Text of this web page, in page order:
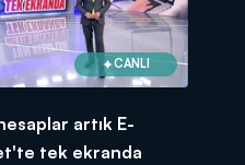
CANLI
artık E-
tek ekranda